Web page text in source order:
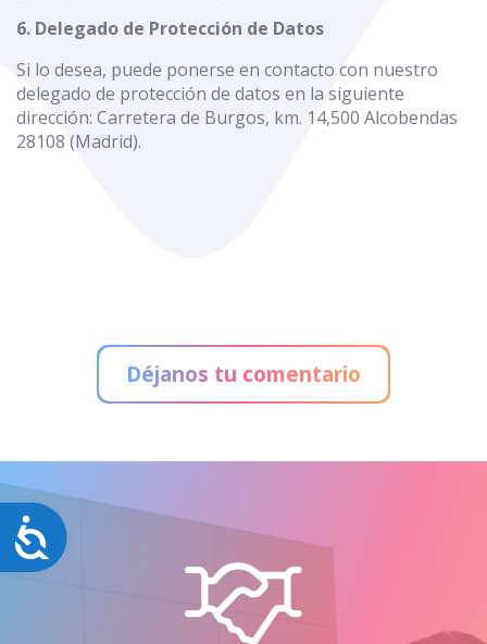
Accesibilidad
6. Delegado de Protección de Datos
Si lo desea, puede ponerse en contacto con nuestro
delegado de protección de datos en la siguiente
dirección: Carretera de Burgos, km. 14,500 Alcobendas
28108 (Madrid).
Déjanos tu comentario